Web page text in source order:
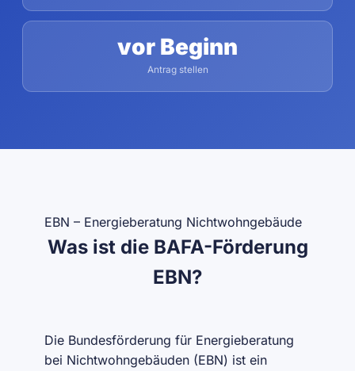
vor Beginn
Antrag stellen
EBN – Energieberatung Nichtwohngebäude
Was ist die BAFA-Förderung
EBN?
Die Bundesförderung für Energieberatung
bei Nichtwohngebäuden (EBN) ist ein